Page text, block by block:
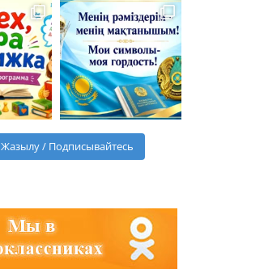
Жазылу / Подписывайтесь